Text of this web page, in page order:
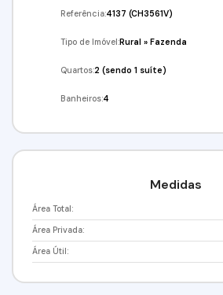
Referência:4137 (CH3561V)
Tipo de Imóvel:Rural »Fazenda
Quartos:2 (sendo 1 suíte)
Banheiros:4
Medidas
Área Total:
Área Privada:
Área Útil: